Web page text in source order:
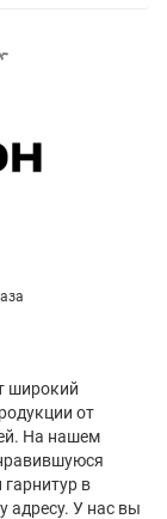
широкий
от
На нашем
в
адресу. У нас вы